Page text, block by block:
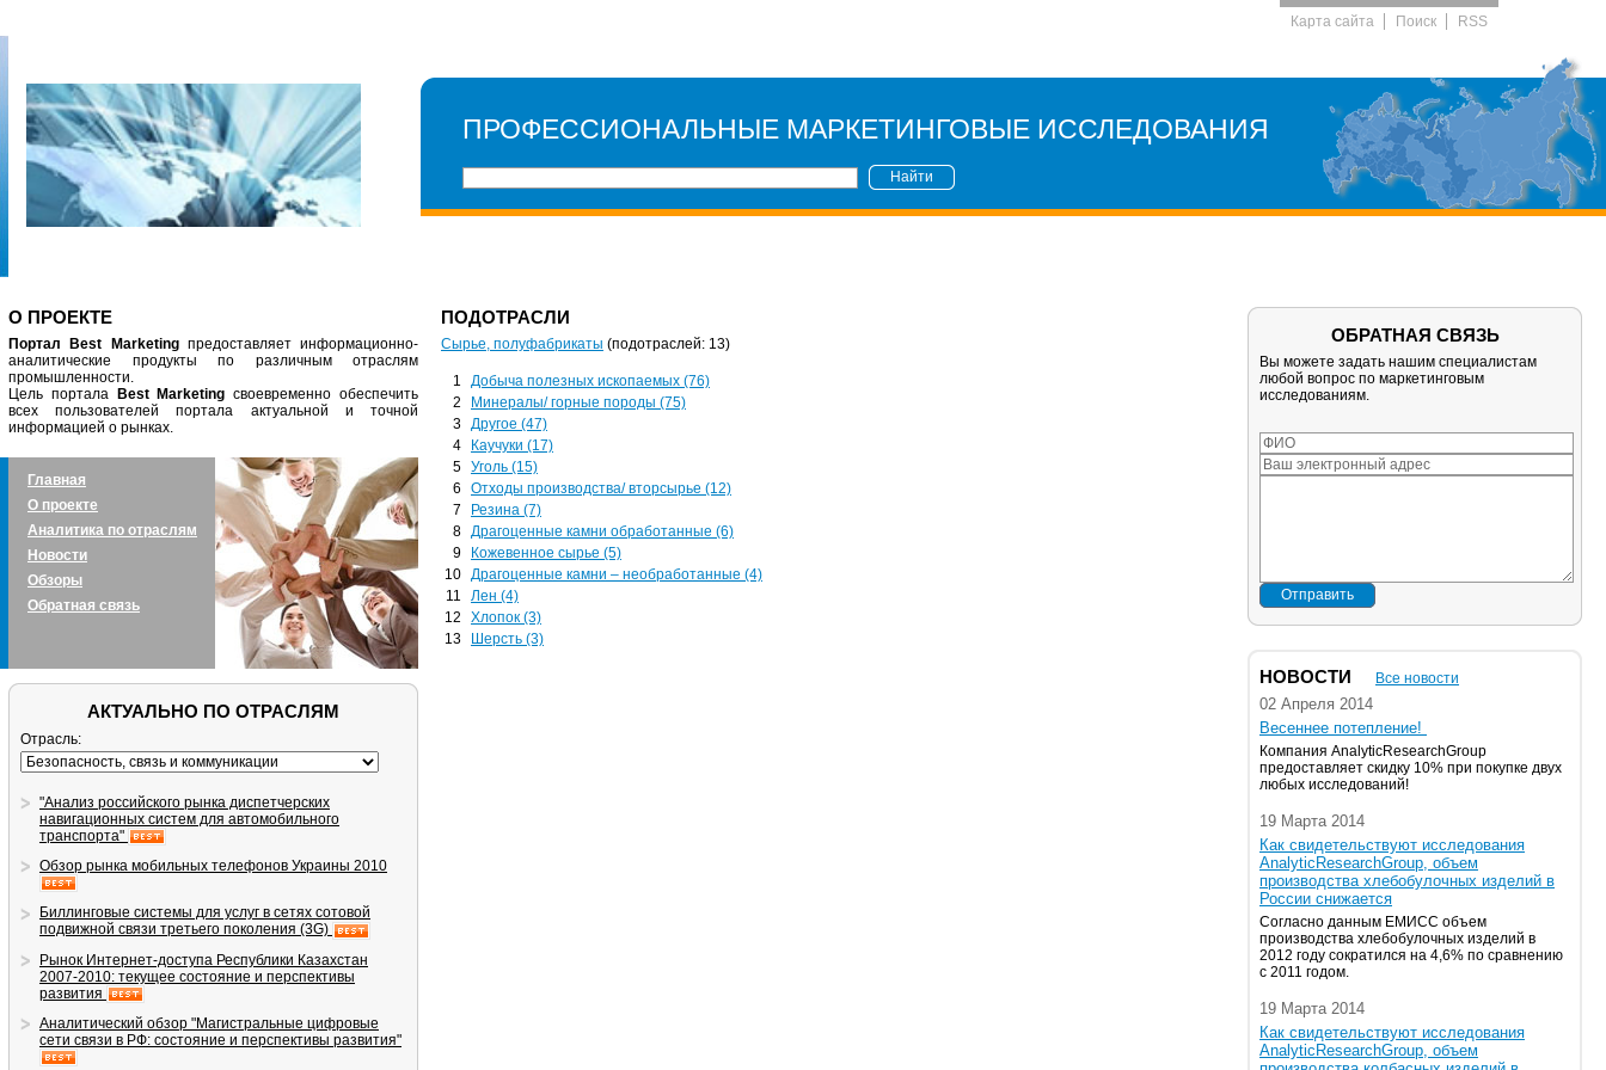
ПРОФЕССИОНАЛЬНЫЕ МАРКЕТИНГОВЫЕ ИССЛЕДОВАНИЯ
Найти
Карта сайта Поиск RSS
О ПРОЕКТЕ
Портал Best Marketingпредоставляет информационно-
аналитические продукты по различным отраслям
промышленности.
Цель портала
Best Marketing своевременно обеспечить
всех пользователей портала актуальной и точной
информацией о рынках.
Главная
О проекте
Аналитика по отраслям
Новости
Обзоры
Обратная связь
АКТУАЛЬНО ПО ОТРАСЛЯМ
Отрасль:
"Анализ российского рынка диспетчерских
навигационных систем для автомобильного
транспорта"
Обзор рынка мобильных телефонов Украины 2010
Биллинговые системы для услуг в сетях сотовой
подвижной связи третьего поколения (3G)
Рынок Интернет-доступа Республики Казахстан
2007-2010: текущее состояние и перспективы
развития
Аналитический обзор "Магистральные цифровые
сети связи в РФ: состояние и перспективы развития"
ОБРАТНАЯ СВЯЗЬ
Вы можете задать нашим специалистам
любой вопрос по маркетинговым
исследованиям.
Отправить
НОВОСТИ Все новости
02 Апреля 2014
Весеннее потепление!
Компания AnalyticResearchGroup
предоставляет скидку 10% при покупке двух
любых исследований!
19 Марта 2014
Как свидетельствуют исследования
AnalyticResearchGroup, объем
производства хлебобулочных изделий в
России снижается
Согласно данным ЕМИСС объем
производства хлебобулочных изделий в
2012 году сократился на 4,6% по сравнению
с 2011 годом.
19 Марта 2014
Как свидетельствуют исследования
AnalyticResearchGroup, объем
ПОДОТРАСЛИ
Сырье, полуфабрикаты (подотраслей: 13)
1
Добыча полезных ископаемых (76)
2
Минералы/ горные породы (75)
3 Другое (47)
4
Каучуки (17)
5 Уголь (15)
6
Отходы производства/ вторсырье (12)
7
Резина (7)
8 Драгоценные камни обработанные (6)
9
Кожевенное сырье (5)
10 Драгоценные камни – необработанные (4)
11
Лен (4)
12
Хлопок (3)
13
Шерсть (3)